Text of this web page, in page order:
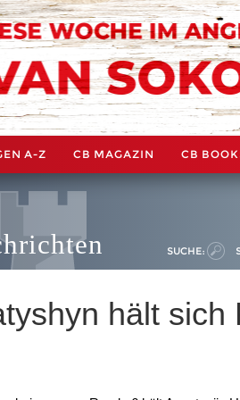
A-Z CB MAGAZIN CB
SUCHE:
hält sich